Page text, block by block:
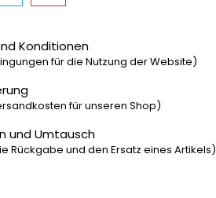
Konditionen
für die Nutzung der Website)
für unseren Shop)
und Umtausch
Rückgabe und den Ersatz eines Artikels)